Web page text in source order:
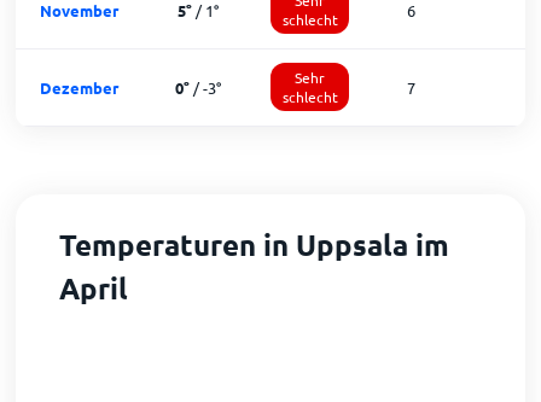
November 5°/1°
schlecht
6
Dezember 0°/-3°
Sehr
schlecht
7
Temperaturen in Uppsala im
April